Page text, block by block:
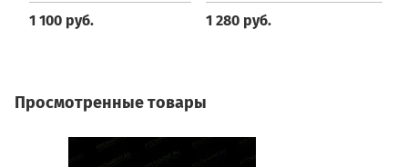
1 100 руб.
1 280 руб.
Просмотренные товары